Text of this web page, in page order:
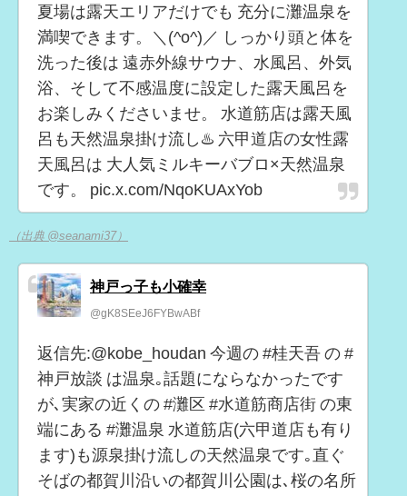
夏場は露天エリアだけでも 充分に灘温泉を
満喫できます。＼(^o^)／ しっかり頭と体を
洗った後は 遠赤外線サウナ、水風呂、外気
浴、そして不感温度に設定した露天風呂を
お楽しみくださいませ。 水道筋店は露天風
呂も天然温泉掛け流し♨️ 六甲道店の女性露
天風呂は 大人気ミルキーバブロ×天然温泉
です。 pic.x.com/NqoKUAxYob
（出典 @seanami37）
神戸っ子も小確幸
@gK8SEeJ6FYBwABf
返信先:@kobe_houdan 今週の #桂天吾 の #
神戸放談 は温泉｡話題にならなかったです
が､実家の近くの #灘区 #水道筋商店街 の東
端にある #灘温泉 水道筋店(六甲道店も有り
ます)も源泉掛け流しの天然温泉です｡直ぐ
そばの都賀川沿いの都賀川公園は､桜の名所